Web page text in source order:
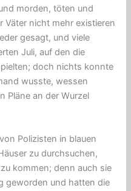
morden, töten und
Väter nicht mehr existieren
gesagt, und viele
Juli, auf den die
doch nichts konnte
wusste, wessen
Pläne an der Wurzel
Polizisten in blauen
zu durchsuchen,
kommen; denn auch sie
geworden und hatten die